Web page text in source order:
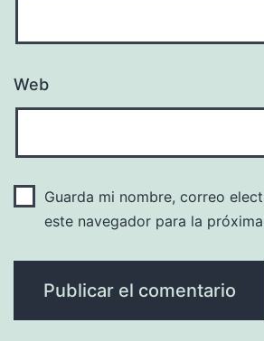
Web
Guarda mi nombre, correo
este navegador para la